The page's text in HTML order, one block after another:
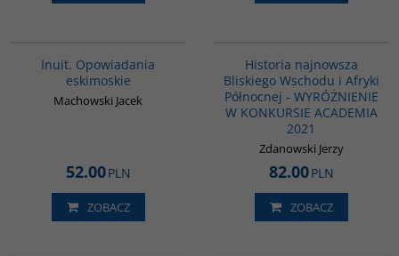
Inuit. Opowiadania
eskimoskie
Machowski Jacek
52.00PLN
ZOBACZ
Historia najnowsza
Bliskiego Wschodu i Afryki
Północnej - WYRÓŻNIENIE
W KONKURSIE ACADEMIA
2021
Zdanowski Jerzy
82.00PLN
ZOBACZ